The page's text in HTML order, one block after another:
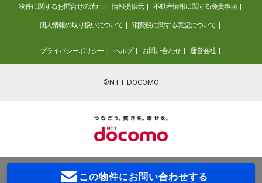
物件に関するお問合せの流れ 情報提供元 不動産情報に関する免責事項
個人情報の取り扱いについて 消費税に関する表記について
プライバシーポリシー ヘルプ お問い合わせ 運営会社
©NTT DOCOMO
この物件にお問い合わせする